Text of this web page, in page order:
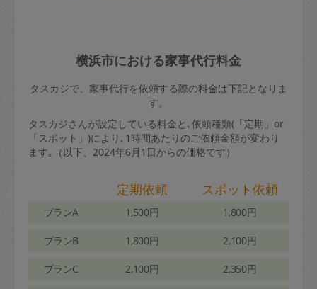
横浜市における家事代行料金
タスカジで、家事代行を依頼する際の料金は下記となりま
す。
タスカジさんが設定している料金と､依頼種類(「定期」or
「スポット」)により､1時間あたりのご依頼金額が変わり
ます｡（以下、2024年6月1日からの価格です）
定期依頼 スポット依頼
プランA 1,500円 1,800円
プランB 1,800円 2,100円
プランC 2,100円 2,350円